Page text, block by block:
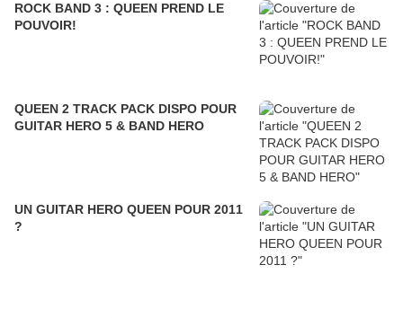
ROCK BAND 3 : QUEEN PREND LE
POUVOIR!
QUEEN 2 TRACK PACK DISPO POUR
GUITAR HERO 5 & BAND HERO
UN GUITAR HERO QUEEN POUR 2011
?